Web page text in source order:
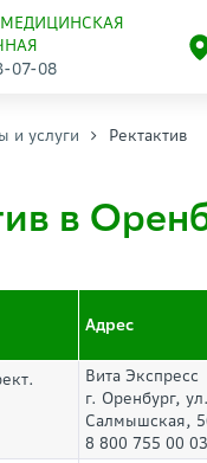
07-08
и услуги Ректактив
в
Адрес
Вита Экспресс
г. Оренбург, ул.
Салмышская,
8 800 755 00 03